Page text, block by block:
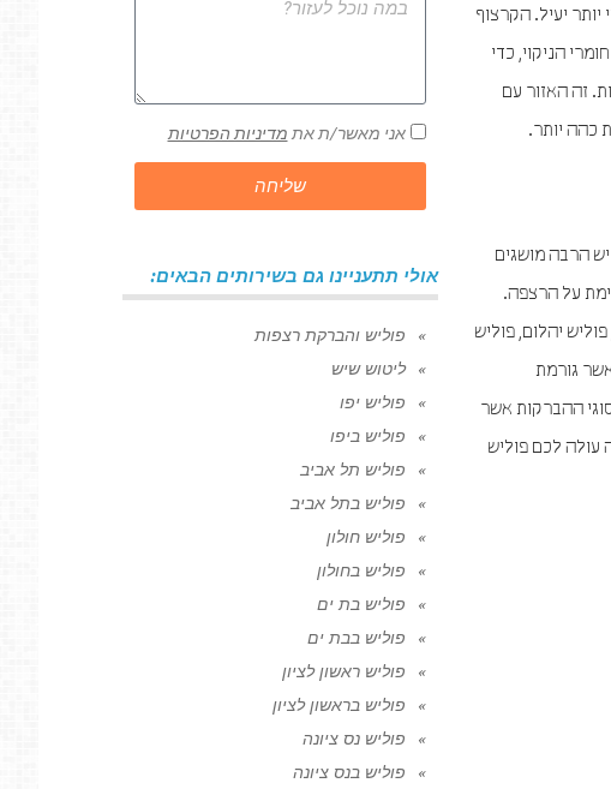
יעיל. הקרצוף
הניקוי, כדי
זה האזור עם
כהה יותר.
הרבה מושגים
על הרצפה.
יהלום, פוליש
גורמת
ההברקות אשר
עולה לכם פוליש
אני מאשר/ת את מדיניות הפרטיות
שליחה
אולי תתעניינו גם בשירותים הבאים:
פוליש והברקת רצפות
ליטוש שיש
פוליש יפו
פוליש ביפו
פוליש תל אביב
פוליש בתל אביב
פוליש חולון
פוליש בחולון
פוליש בת ים
פוליש בבת ים
פוליש ראשון לציון
פוליש בראשון לציון
פוליש נס ציונה
פוליש בנס ציונה